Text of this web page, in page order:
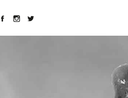
d43051023/htdocs/wordpress/wp-